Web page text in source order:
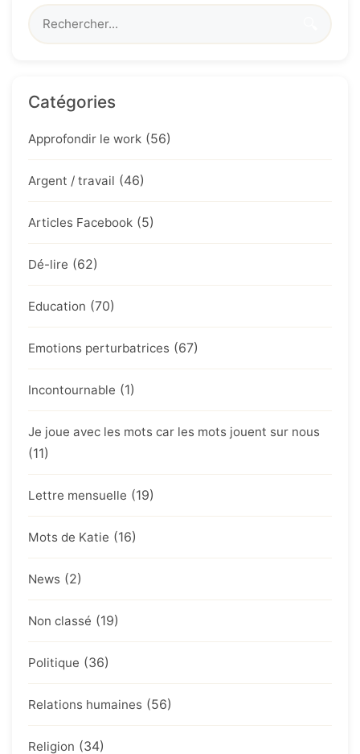
Catégories
Approfondir le work (56)
Argent / travail (46)
Articles Facebook (5)
Dé-lire (62)
Education (70)
Emotions perturbatrices (67)
Incontournable (1)
Je joue avec les mots car les mots jouent sur nous
(11)
Lettre mensuelle (19)
Mots de Katie (16)
News (2)
Non classé (19)
Politique (36)
Relations humaines (56)
Religion (34)